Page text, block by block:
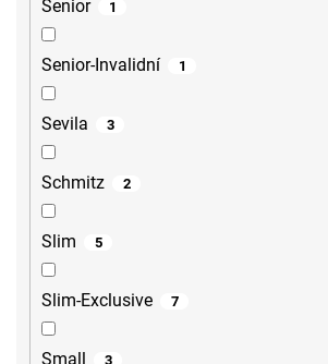
Senior 1
Senior-Invalidní 1
Sevila 3
Schmitz 2
Slim 5
Slim-Exclusive 7
Small 3